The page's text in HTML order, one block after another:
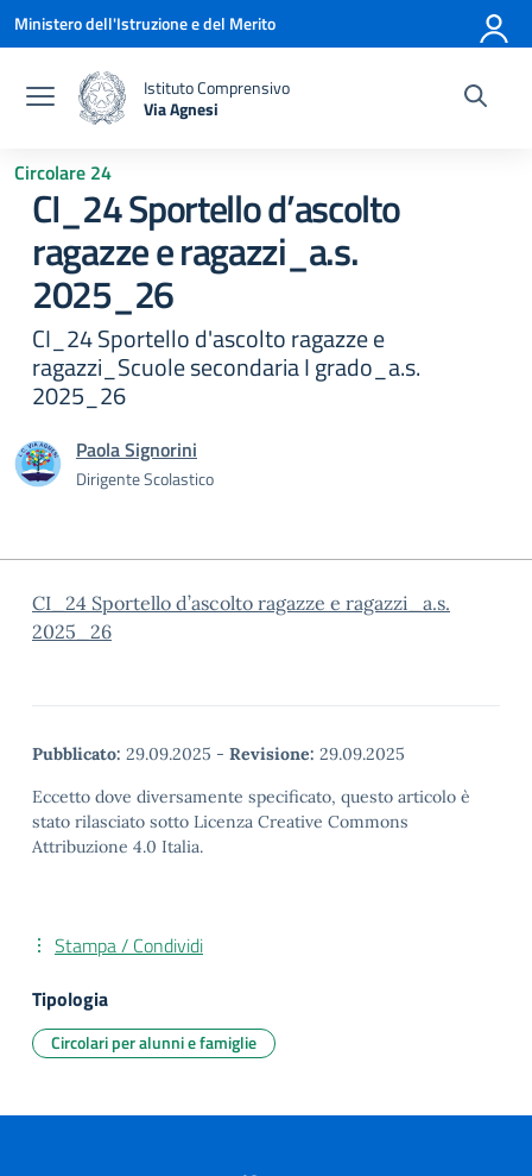
Vai ai contenuti
Vai al menu di navigazione
Vai al footer
Ministero dell'Istruzione e del Merito
Istituto Comprensivo
Via Agnesi
— Visita la pagina iniziale della scuola
Circolare 24
CI_24 Sportello d’ascolto
ragazze e ragazzi_a.s.
2025_26
CI_24 Sportello d'ascolto ragazze e
ragazzi_Scuole secondaria I grado_a.s.
2025_26
Paola Signorini
Dirigente Scolastico
CI_24 Sportello d’ascolto ragazze e ragazzi_a.s.
2025_26
Pubblicato: 29.09.2025 - Revisione: 29.09.2025
Eccetto dove diversamente specificato, questo articolo è
stato rilasciato sotto Licenza Creative Commons
Attribuzione 4.0 Italia.
Stampa / Condividi
Tipologia
Circolari per alunni e famiglie